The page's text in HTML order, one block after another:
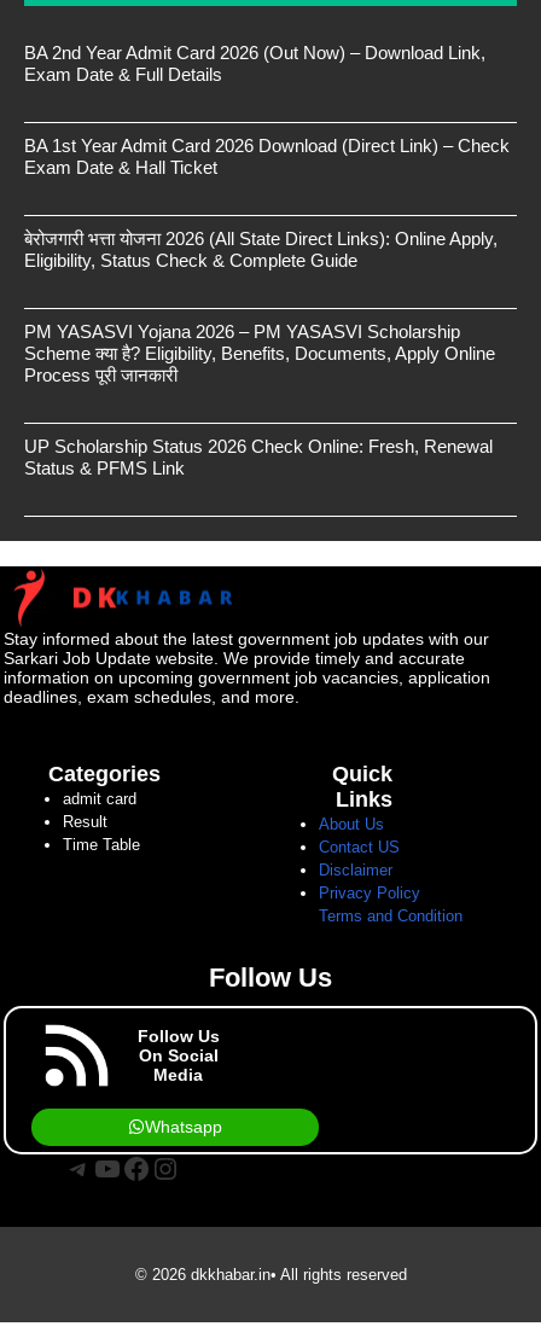
BA 2nd Year Admit Card 2026 (Out Now) – Download Link,
Exam Date & Full Details
BA 1st Year Admit Card 2026 Download (Direct Link) – Check
Exam Date & Hall Ticket
बेरोजगारी भत्ता योजना 2026 (All State Direct Links): Online Apply,
Eligibility, Status Check & Complete Guide
PM YASASVI Yojana 2026 – PM YASASVI Scholarship
Scheme क्या है? Eligibility, Benefits, Documents, Apply Online
Process पूरी जानकारी
UP Scholarship Status 2026 Check Online: Fresh, Renewal
Status & PFMS Link
Stay informed about the latest government job updates with our
Sarkari Job Update website. We provide timely and accurate
information on upcoming government job vacancies, application
deadlines, exam schedules, and more.
Categories
admit card
Result
Time Table
Quick
Links
About Us
Contact US
Disclaimer
Privacy Policy
Terms and Condition
Follow Us
Follow Us
On Social
Media
Whatsapp
Telegram
YouTube
Facebook
Instagram
© 2026 dkkhabar.in• All rights reserved